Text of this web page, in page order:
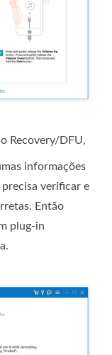
Recovery/DFU,
informações
verificar e
Então
plug-in